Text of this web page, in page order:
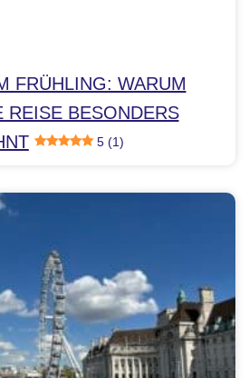
FRÜHLING: WARUM
REISE BESONDERS
5 (1)